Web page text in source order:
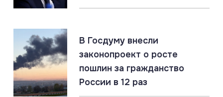
Харьковская область: главное за 5 августа
05.08.2026 #Залужный #НАТО #Украина
В Госдуму внесли
законопроект о росте
пошлин за гражданство
России в 12 раз